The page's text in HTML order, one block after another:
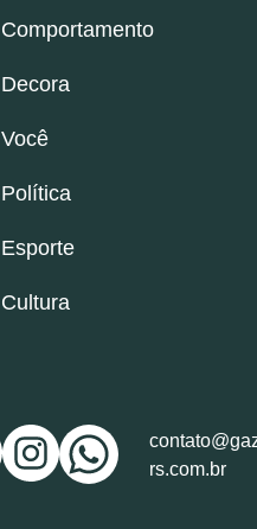
Comportamento
Decora
Você
Política
Esporte
Cultura
rs.com.br